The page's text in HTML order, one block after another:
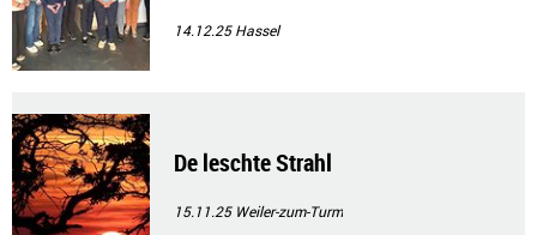
14.12.25Hassel
De leschte Strahl
15.11.25 Weiler-zum-Turm